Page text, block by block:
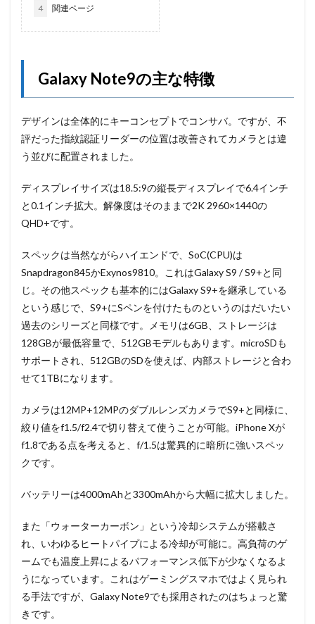
4 関連ページ
Galaxy Note9の主な特徴
デザインは全体的にキーコンセプトでコンサバ。ですが、不
評だった指紋認証リーダーの位置は改善されてカメラとは違
う並びに配置されました。
ディスプレイサイズは18.5:9の縦長ディスプレイで6.4インチ
と0.1インチ拡大。解像度はそのままで2K 2960×1440の
QHD+です。
スペックは当然ながらハイエンドで、SoC(CPU)は
Snapdragon845かExynos9810。これはGalaxy S9 / S9+と同
じ。その他スペックも基本的にはGalaxy S9+を継承している
という感じで、S9+にSペンを付けたものというのはだいたい
過去のシリーズと同様です。メモリは6GB、ストレージは
128GBが最低容量で、512GBモデルもあります。microSDも
サポートされ、512GBのSDを使えば、内部ストレージと合わ
せて1TBになります。
カメラは12MP+12MPのダブルレンズカメラでS9+と同様に、
絞り値をf1.5/f2.4で切り替えて使うことが可能。iPhone Xが
f1.8である点を考えると、f/1.5は驚異的に暗所に強いスペッ
クです。
バッテリーは4000mAhと3300mAhから大幅に拡大しました。
また「ウォーターカーボン」という冷却システムが搭載さ
れ、いわゆるヒートパイプによる冷却が可能に。高負荷のゲ
ームでも温度上昇によるパフォーマンス低下が少なくなるよ
うになっています。これはゲーミングスマホではよく見られ
る手法ですが、Galaxy Note9でも採用されたのはちょっと驚
きです。